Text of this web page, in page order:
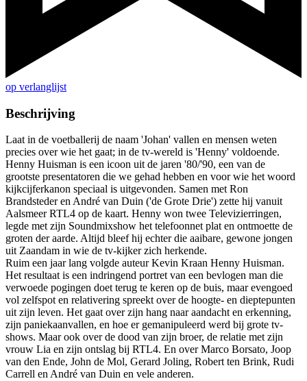
op verlanglijst
Beschrijving
Laat in de voetballerij de naam 'Johan' vallen en mensen weten
precies over wie het gaat; in de tv-wereld is 'Henny' voldoende.
Henny Huisman is een icoon uit de jaren '80/'90, een van de
grootste presentatoren die we gehad hebben en voor wie het woord
kijkcijferkanon speciaal is uitgevonden. Samen met Ron
Brandsteder en André van Duin ('de Grote Drie') zette hij vanuit
Aalsmeer RTL4 op de kaart. Henny won twee Televizierringen,
legde met zijn Soundmixshow het telefoonnet plat en ontmoette de
groten der aarde. Altijd bleef hij echter die aaibare, gewone jongen
uit Zaandam in wie de tv-kijker zich herkende.
Ruim een jaar lang volgde auteur Kevin Kraan Henny Huisman.
Het resultaat is een indringend portret van een bevlogen man die
verwoede pogingen doet terug te keren op de buis, maar evengoed
vol zelfspot en relativering spreekt over de hoogte- en dieptepunten
uit zijn leven. Het gaat over zijn hang naar aandacht en erkenning,
zijn paniekaanvallen, en hoe er gemanipuleerd werd bij grote tv-
shows. Maar ook over de dood van zijn broer, de relatie met zijn
vrouw Lia en zijn ontslag bij RTL4. En over Marco Borsato, Joop
van den Ende, John de Mol, Gerard Joling, Robert ten Brink, Rudi
Carrell en André van Duin en vele anderen.